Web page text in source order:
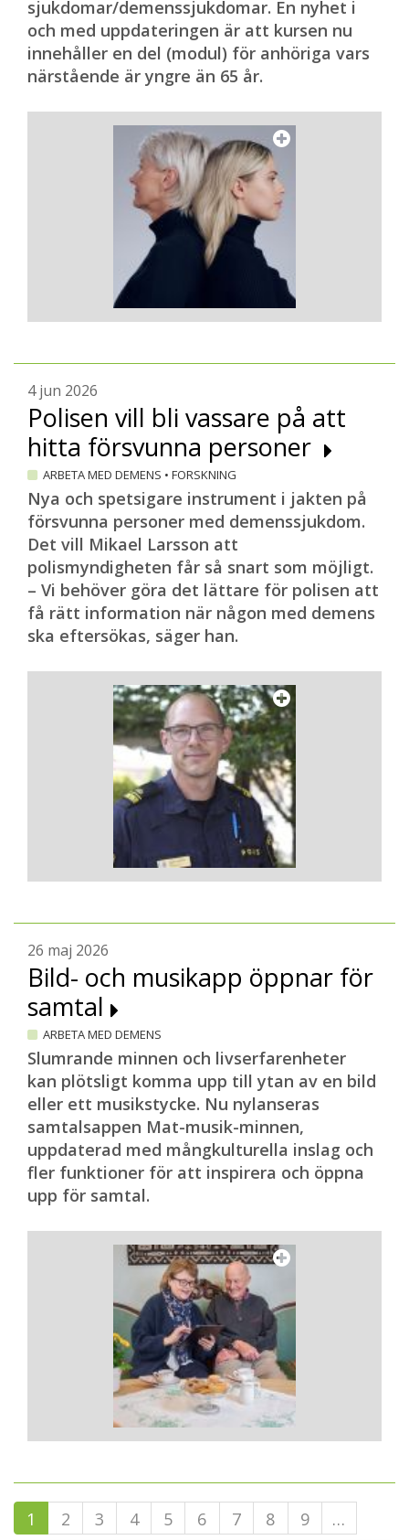
sjukdomar/demenssjukdomar. En nyhet i
och med uppdateringen är att kursen nu
innehåller en del (modul) för anhöriga vars
närstående är yngre än 65 år.
4 jun 2026
Polisen vill bli vassare på att
hitta försvunna personer
ARBETA MED DEMENS • FORSKNING
Nya och spetsigare instrument i jakten på
försvunna personer med demenssjukdom.
Det vill Mikael Larsson att
polismyndigheten får så snart som möjligt.
– Vi behöver göra det lättare för polisen att
få rätt information när någon med demens
ska eftersökas, säger han.
26 maj 2026
Bild- och musikapp öppnar för
samtal
ARBETA MED DEMENS
Slumrande minnen och livserfarenheter
kan plötsligt komma upp till ytan av en bild
eller ett musikstycke. Nu nylanseras
samtalsappen Mat-musik-minnen,
uppdaterad med mångkulturella inslag och
fler funktioner för att inspirera och öppna
upp för samtal.
1 2 3 4 5 6 7 8 9
…